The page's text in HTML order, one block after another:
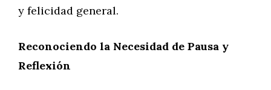
y felicidad general.
Reconociendo la Necesidad de Pausa y
Reflexión